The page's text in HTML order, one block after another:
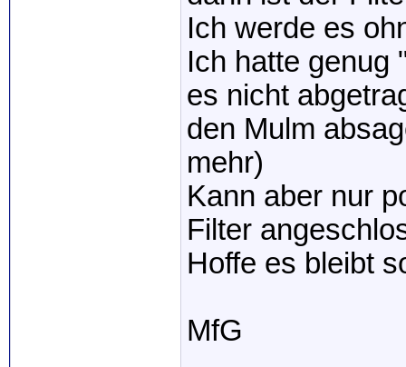
Ich werde es
Ich hatte genug
es nicht
den Mulm
mehr)
Kann aber nur
Filter
Hoffe es bleibt
MfG